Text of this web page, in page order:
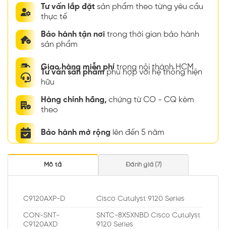
Tư vấn lắp đặt sản phẩm theo từng yêu cầu
thực tế
Bảo hành tận nơi trong thời gian bảo hành
sản phẩm
Giao hàng miễn phí trong nội thành HCM
Tư vấn sản phẩmphù hợp với hệ thống hiện
hữu
Hàng chính hãng, chứng từ CO - CQ kèm
theo
Bảo hành mở rộng lên đến 5 năm
Mô tả Đánh giá (7)
C9120AXP-D Cisco Catalyst 9120 Series
CON-SNT-
C9120AXD
SNTC-8X5XNBD Cisco Catalyst
9120 Series